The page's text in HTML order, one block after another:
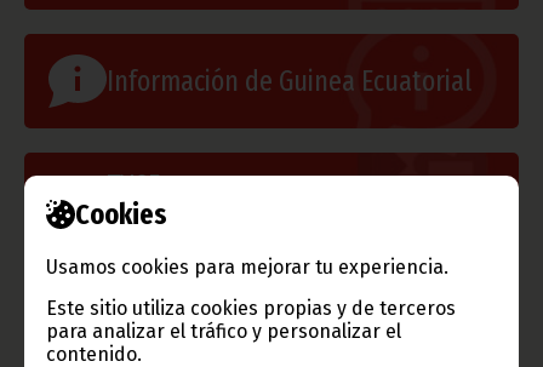
Cookies
Usamos cookies para mejorar tu experiencia.
Este sitio utiliza cookies propias y de terceros
para analizar el tráfico y personalizar el
contenido.
Información de Guinea Ecuatorial
TVGE
Radio Nacional de Guinea
Ecuatorial
Haz click aquí para escuchar ahora